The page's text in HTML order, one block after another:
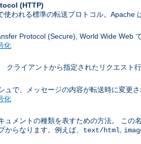
(HTTP)
使われる標準の転送プロトコル。Apache
Protocol (Secure), World Wide Web
化
クライアントから指定されたリクエスト
ュで、メッセージの内容が転送時に変更
化
ュメントの種類を表すための方法。 この
からなります。例えば、 text/html